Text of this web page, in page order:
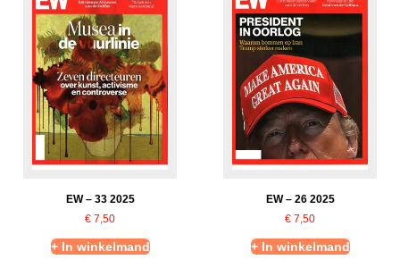
EW – 33 2025
€ 7,50
+ In winkelmand
EW – 26 2025
€ 7,50
+ In winkelmand